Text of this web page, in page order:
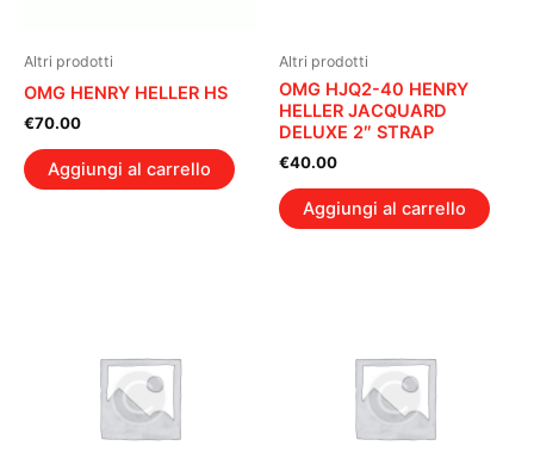
Altri prodotti
OMG HENRY HELLER HS
€70.00
Aggiungi al carrello
Altri prodotti
OMG HJQ2-40 HENRY
HELLER JACQUARD
DELUXE 2″ STRAP
€40.00
Aggiungi al carrello